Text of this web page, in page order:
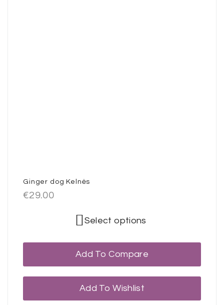
Ginger dog Kelnės
€29.00
Select options
Add To Compare
Add To Wishlist